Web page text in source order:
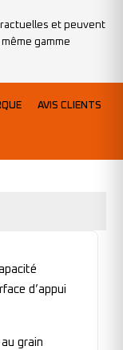
et peuvent
gamme
AVIS CLIENTS
d’appui
grain